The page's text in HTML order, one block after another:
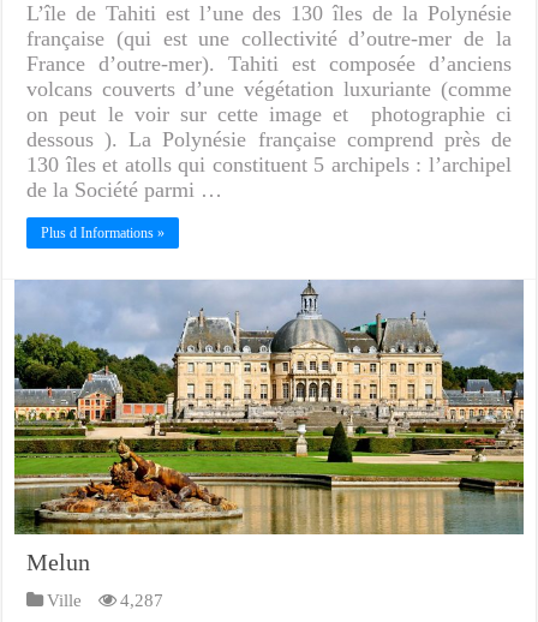
L’île de Tahiti est l’une des 130 îles de la Polynésie
française (qui est une collectivité d’outre-mer de la
France d’outre-mer). Tahiti est composée d’anciens
volcans couverts d’une végétation luxuriante (comme
on peut le voir sur cette image et photographie ci
dessous ). La Polynésie française comprend près de
130 îles et atolls qui constituent 5 archipels : l’archipel
de la Société parmi …
Plus d Informations »
Melun
Ville 4,287